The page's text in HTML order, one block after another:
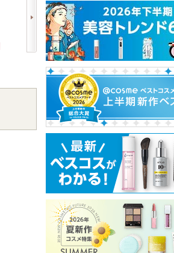
塗るつけまつげ 自まつ
げ際立てタイプ
デジャヴュ
デジャヴュから
のお知らせがあ
ショッピン
グサイトへ
リップモンスター
ケイト
ショッピン
グサイトへ